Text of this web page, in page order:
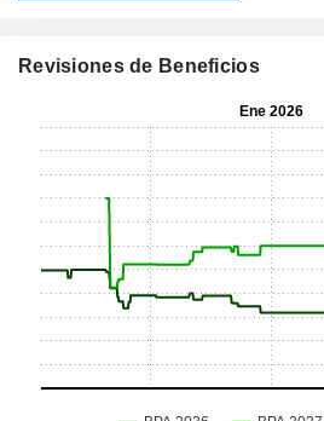
Revisiones de Beneficios